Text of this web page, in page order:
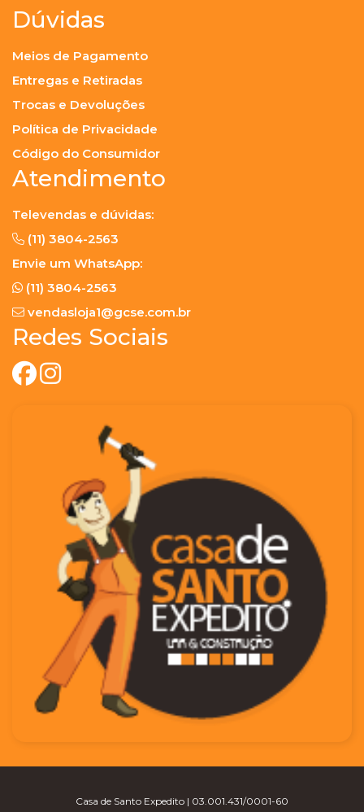
Dúvidas
Meios de Pagamento
Entregas e Retiradas
Trocas e Devoluções
Política de Privacidade
Código do Consumidor
Atendimento
Televendas e dúvidas:
(11) 3804-2563
Envie um WhatsApp:
(11) 3804-2563
vendasloja1@gcse.com.br
Redes Sociais
Casa de Santo Expedito | 03.001.431/0001-60